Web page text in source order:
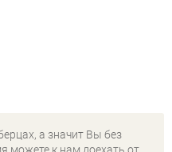
а значит Вы без